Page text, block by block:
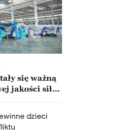
się ważną
jakości sił
dzieci